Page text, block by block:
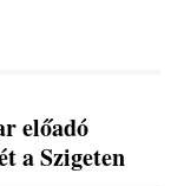
előadó
a Szigeten